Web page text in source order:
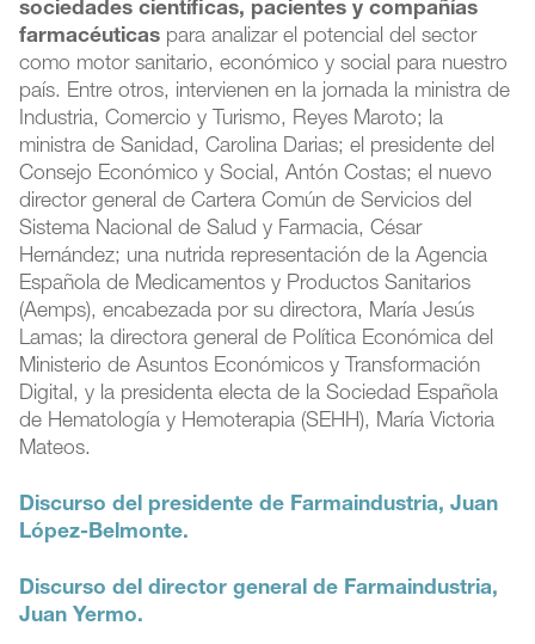
sociedades científicas, pacientes y compañías
farmacéuticas para analizar el potencial del sector
como motor sanitario, económico y social para nuestro
país. Entre otros, intervienen en la jornada la ministra de
Industria, Comercio y Turismo, Reyes Maroto; la
ministra de Sanidad, Carolina Darias; el presidente del
Consejo Económico y Social, Antón Costas; el nuevo
director general de Cartera Común de Servicios del
Sistema Nacional de Salud y Farmacia, César
Hernández; una nutrida representación de la Agencia
Española de Medicamentos y Productos Sanitarios
(Aemps), encabezada por su directora, María Jesús
Lamas; la directora general de Política Económica del
Ministerio de Asuntos Económicos y Transformación
Digital, y la presidenta electa de la Sociedad Española
de Hematología y Hemoterapia (SEHH), María Victoria
Mateos.
Discurso del presidente de Farmaindustria, Juan
López-Belmonte.
Discurso del director general de Farmaindustria,
Juan Yermo.